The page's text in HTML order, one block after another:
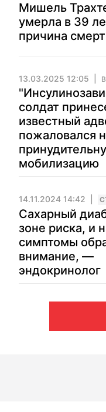
Мишель
умерла в 39
причина
13.03.2025 12:05
солдат
известный
пожаловался
мобилизацию
14.11.2024 14:42
Сахарный
зоне риска, и
симптомы
внимание, —
эндокринолог